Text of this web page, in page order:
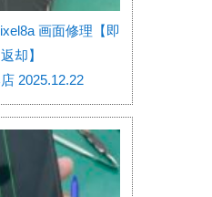
画面修理【即
却】
2025.12.22